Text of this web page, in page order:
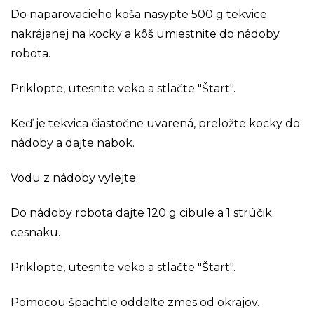
Do naparovacieho koša nasypte 500 g tekvice
nakrájanej na kocky a kôš umiestnite do nádoby
robota.
Priklopte, utesnite veko a stlačte "Štart".
Keď je tekvica čiastočne uvarená, preložte kocky do
nádoby a dajte nabok.
Vodu z nádoby vylejte.
Do nádoby robota dajte 120 g cibule a 1 strúčik
cesnaku.
Priklopte, utesnite veko a stlačte "Štart".
Pomocou špachtle oddeľte zmes od okrajov.